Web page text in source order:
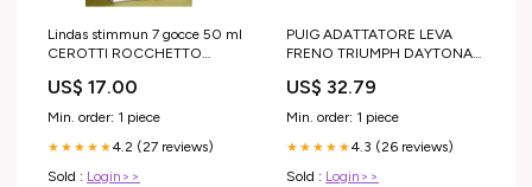
Lindas stimmun 7 gocce 50 ml
CEROTTI ROCCHETTO
US$ 17.00
Min. order: 1 piece
★★★★★4.2 (27 reviews)
Sold : Login>>
PUIG ADATTATORE LEVA
FRENO TRIUMPH DAYTONA
US$ 32.79
Min. order: 1 piece
★★★★★4.3 (26 reviews)
Sold : Login>>